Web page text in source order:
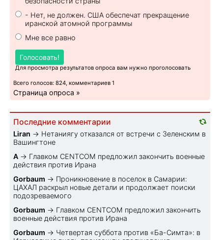
- Нет, не должен. США обеспечат прекращение
иранской атомной программы
Мне все равно
Голосовать!
Для просмотра результатов опроса вам нужно проголосовать
Всего голосов: 824, комментариев 1
Страница опроса »
Последние комментарии
Liran → Нетаниягу отказался от встречи с Зеленским в
Вашингтоне
A → Главком CENTCOM предложил закончить военные
действия против Ирана
Gorbaum → Проникновение в поселок в Самарии:
ЦАХАЛ раскрыл новые детали и продолжает поиски
подозреваемого
Gorbaum → Главком CENTCOM предложил закончить
военные действия против Ирана
Gorbaum → Четвертая суббота против «Ба-Симта»: в